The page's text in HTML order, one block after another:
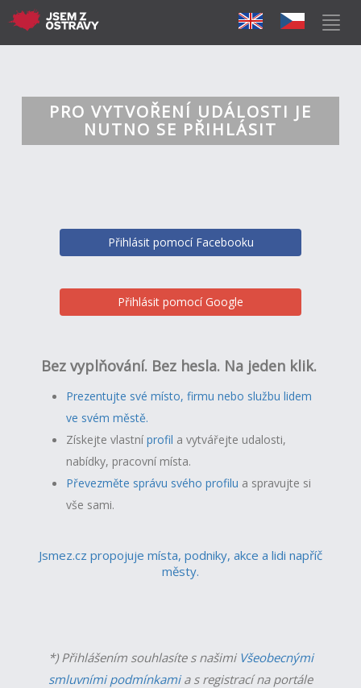
PRO VYTVOŘENÍ UDÁLOSTI JE
NUTNO SE PŘIHLÁSIT
Přihlásit pomocí Facebooku
Přihlásit pomocí Google
Bez vyplňování. Bez hesla. Na jeden klik.
Prezentujte své místo, firmu nebo službu lidem
ve svém městě.
Získejte vlastníprofil a vytvářejte udalosti,
nabídky, pracovní místa.
Převezměte správu svého profilu a spravujte si
vše sami.
Jsmez.cz propojuje místa, podniky, akce a lidi napříč
městy.
*) Přihlášením souhlasíte s našimi Všeobecnými
smluvními podmínkamia s registrací na portále